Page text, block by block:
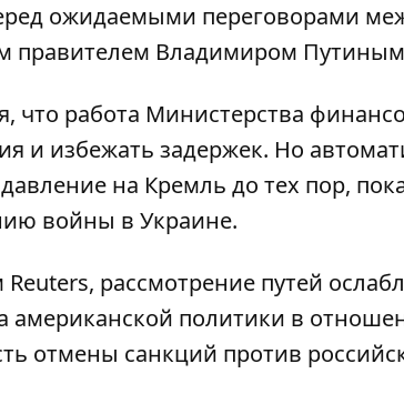
ожидаемыми переговорами
правителем Владимиром
что работа Министерства
и избежать задержек. Но
на Кремль до тех пор,
войны в Украине.
рассмотрение путей
американской политики в
отмены санкций против